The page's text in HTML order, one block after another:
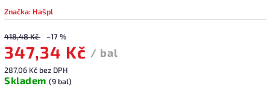
Značka: Hašpl
418,48 Kč –17 %
347,34 Kč / bal
287,06 Kč bez DPH
Skladem (9 bal)